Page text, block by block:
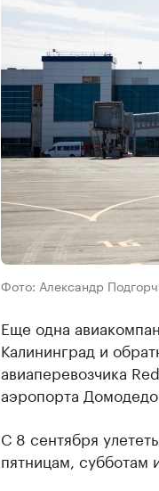
Фото: Александр
Еще одна
Калининград и
авиаперевозчика
аэропорта
С 8 сентября
пятницам, субботам